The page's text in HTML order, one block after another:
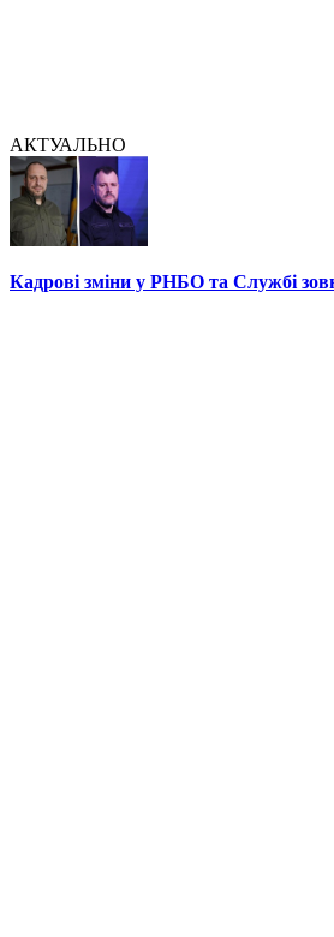
АКТУАЛЬНО
Кадрові зміни у РНБО та Службі